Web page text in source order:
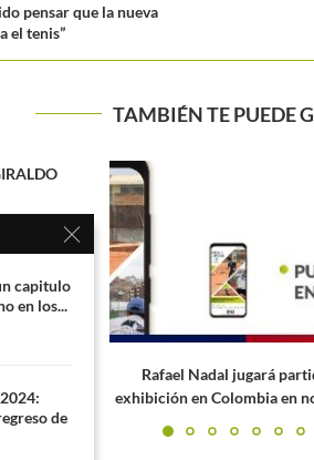
pensar que la nueva
el tenis”
TAMBIÉN TE PUEDE
La gira de Venus Williams
jugará el WTA...
capitulo
en los...
de